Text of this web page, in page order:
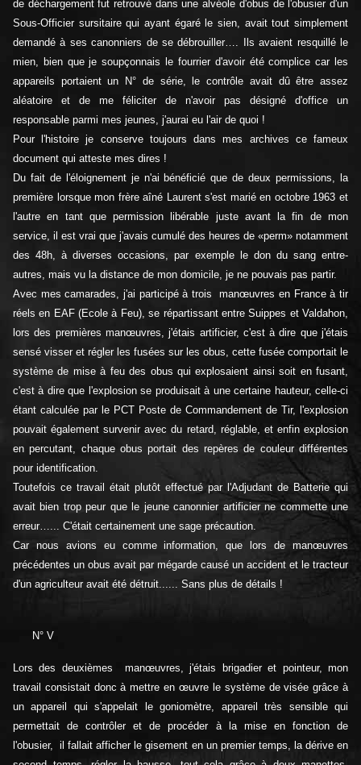
de déchargement fut retrouvé dans une alvéole d'obus de l'obusier d'un
Sous-Officier sursitaire qui ayant égaré le sien, avait tout simplement
demandé à ses canonniers de se débrouiller…. Ils avaient resquillé le
mien, bien que je soupçonnais le fourrier d'avoir été complice car les
appareils portaient un N° de série, le contrôle avait dû être assez
aléatoire et de me féliciter de n'avoir pas désigné d'office un
responsable parmi mes jeunes, j'aurai eu l'air de quoi !
Pour l'histoire je conserve toujours dans mes archives ce fameux
document qui atteste mes dires !
Du fait de l'éloignement je n'ai bénéficié que de deux permissions, la
première lorsque mon frère aîné Laurent s'est marié en octobre 1963 et
l'autre en tant que permission libérable juste avant la fin de mon
service, il est vrai que j'avais cumulé des heures de «perm» notamment
des 48h, à diverses occasions, par exemple le don du sang entre-
autres, mais vu la distance de mon domicile, je ne pouvais pas partir.
Avec mes camarades, j'ai participé à trois manœuvres en France à tir
réels en EAF (Ecole à Feu), se répartissant entre Suippes et Valdahon,
lors des premières manœuvres, j'étais artificier, c'est à dire que j'étais
sensé visser et régler les fusées sur les obus, cette fusée comportait le
système de mise à feu des obus qui explosaient ainsi soit en fusant,
c'est à dire que l'explosion se produisait à une certaine hauteur, celle-ci
étant calculée par le PCT Poste de Commandement de Tir, l'explosion
pouvait également survenir avec du retard, réglable, et enfin explosion
en percutant, chaque obus portait des repères de couleur différentes
pour identification.
Toutefois ce travail était plutôt effectué par l'Adjudant de Batterie qui
avait bien trop peur que le jeune canonnier artificier ne commette une
erreur…... C'était certainement une sage précaution.
Car nous avions eu comme information, que lors de manœuvres
précédentes un obus avait par mégarde causé un accident et le tracteur
d'un agriculteur avait été détruit...... Sans plus de détails !
N° V
Lors des deuxièmes manœuvres, j'étais brigadier et pointeur, mon
travail consistait donc à mettre en œuvre le système de visée grâce à
un appareil qui s'appelait le goniomètre, appareil très sensible qui
permettait de contrôler et de procéder à la mise en fonction de
l'obusier, il fallait afficher le gisement en un premier temps, la dérive en